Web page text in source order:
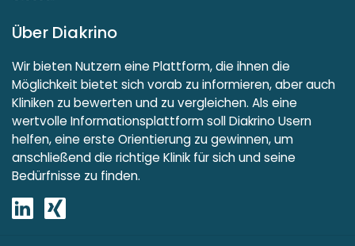
Über Diakrino
Wir bieten Nutzern eine Plattform, die ihnen die
Möglichkeit bietet sich vorab zu informieren, aber auch
Kliniken zu bewerten und zu vergleichen. Als eine
wertvolle Informationsplattform soll Diakrino Usern
helfen, eine erste Orientierung zu gewinnen, um
anschließend die richtige Klinik für sich und seine
Bedürfnisse zu finden.